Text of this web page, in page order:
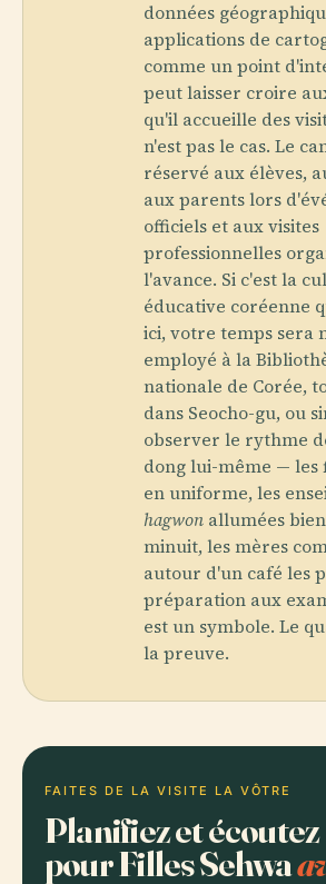
données
applications de
comme un point
peut laisser croire
qu'il accueille des
n'est pas le cas. Le
réservé aux élèves,
aux parents lors
officiels et aux visites
professionnelles
l'avance. Si c'est la
éducative coréenne
ici, votre temps sera
employé à la
nationale de Corée,
dans Seocho-gu, ou
observer le rythme
dong lui-même — les
en uniforme, les
hagwon allumées
minuit, les mères
autour d'un café les
préparation aux
est un symbole. Le
la preuve.
FAITES DE LA VISITE LA VÔTRE
Planifiez et
pour Filles Sehwa